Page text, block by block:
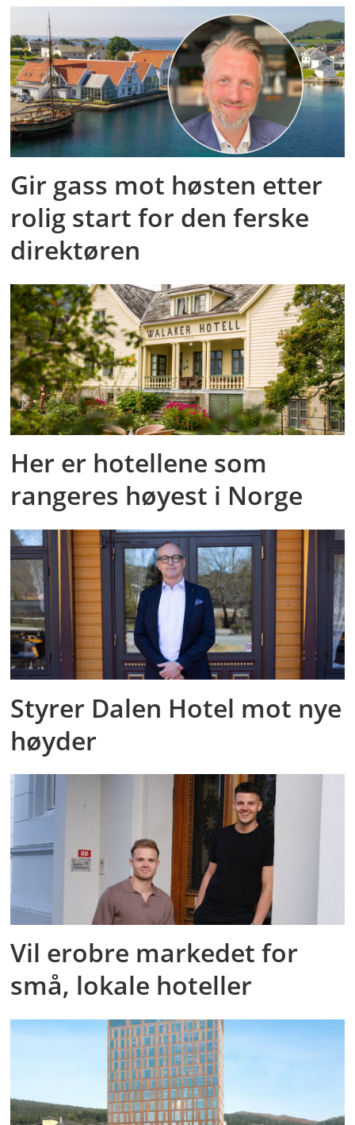
Gir gass mot høsten etter
rolig start for den ferske
direktøren
Her er hotellene som
rangeres høyest i Norge
Styrer Dalen Hotel mot nye
høyder
Vil erobre markedet for
små, lokale hoteller